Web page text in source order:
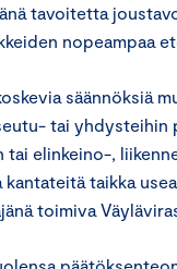
tavoitetta
nopeampaa
säännöksiä
tai yhdysteihin
elinkeino-,
taikka
toimiva